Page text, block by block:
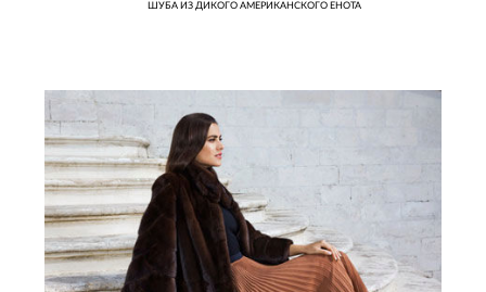
ШУБА ИЗ ДИКОГО АМЕРИКАНСКОГО ЕНОТА